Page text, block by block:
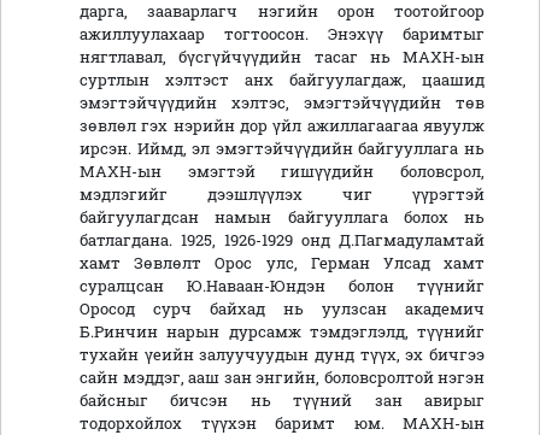
дарга, зааварлагч нэгийн орон тоотойгоор
ажиллуулахаар тогтоосон. Энэхүү баримтыг
нягтлавал, бүсгүйчүүдийн тасаг нь МАХН-ын
суртлын хэлтэст анх байгуулагдаж, цаашид
эмэгтэйчүүдийн хэлтэс, эмэгтэйчүүдийн төв
зөвлөл гэх нэрийн дор үйл ажиллагаагаа явуулж
ирсэн. Иймд, эл эмэгтэйчүүдийн байгууллага нь
МАХН-ын эмэгтэй гишүүдийн боловсрол,
мэдлэгийг дээшлүүлэх чиг үүрэгтэй
байгуулагдсан намын байгууллага болох нь
батлагдана. 1925, 1926-1929 онд Д.Пагмадуламтай
хамт Зөвлөлт Орос улс, Герман Улсад хамт
суралцсан Ю.Наваан-Юндэн болон түүнийг
Оросод сурч байхад нь уулзсан академич
Б.Ринчин нарын дурсамж тэмдэглэлд, түүнийг
тухайн үеийн залуучуудын дунд түүх, эх бичгээ
сайн мэддэг, ааш зан энгийн, боловсролтой нэгэн
байсныг бичсэн нь түүний зан авирыг
тодорхойлох түүхэн баримт юм. МАХН-ын